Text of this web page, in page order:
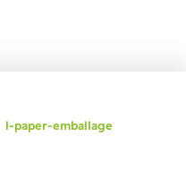
All-paper-emballage